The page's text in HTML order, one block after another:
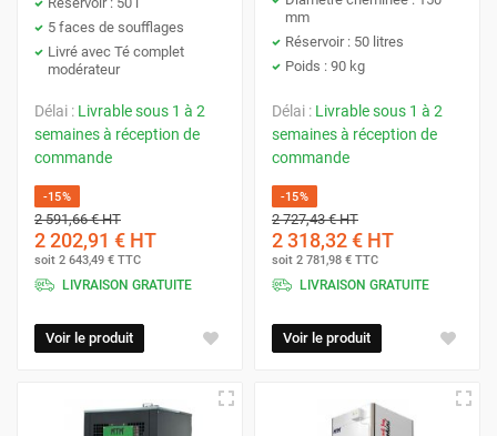
5 faces de soufflages
Livré avec Té complet
modérateur
Délai : Livrable sous 1 à 2
semaines à réception de
commande
-15%
2 591,66 €HT
2 202,91 € HT
soit 2 643,49 € TTC
LIVRAISON GRATUITE
Voir le produit
mm
Réservoir : 50 litres
Poids : 90 kg
Délai : Livrable sous 1 à 2
semaines à réception de
commande
-15%
2 727,43 €HT
2 318,32 € HT
soit 2 781,98 € TTC
LIVRAISON GRATUITE
Voir le produit